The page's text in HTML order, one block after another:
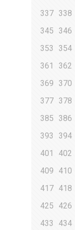
337 338
345
346
353
354
361
362
369
370
377 378
385
386
393
394
401
402
409
410
417 418
425
426
433
434